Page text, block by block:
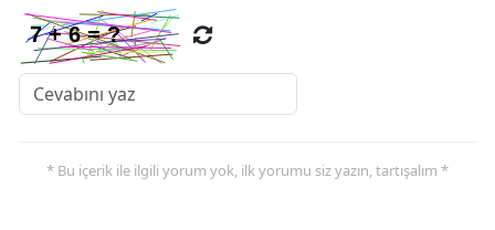
* Bu içerik ile ilgili yorum yok, ilk yorumu siz yazın, tartışalım *